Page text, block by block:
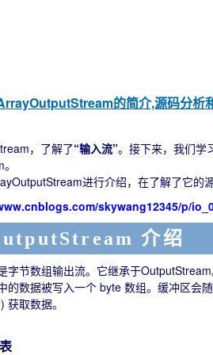
的简介,源码分析
，了解了“输入流”。接下来，我们学
进行介绍，在了解了它的
skywang12345/p/
介绍
字节数组输出流。它继承于
的数据被写入一个 byte 数组。缓冲区会
取数据。